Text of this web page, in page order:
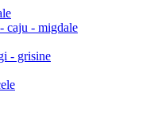
caju - migdale
- grisine